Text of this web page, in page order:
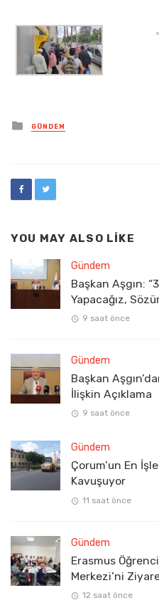
Posted
in
GÜNDEM
YOU MAY ALSO LIKE
Gündem
Başkan Aşgın:
Yapacağız,
9 saat önce
Gündem
Başkan
İlişkin Açıklama
9 saat önce
Gündem
Çorum’un En
Kavuşuyor
11 saat önce
Gündem
Erasmus
Merkezi’ni
12 saat önce